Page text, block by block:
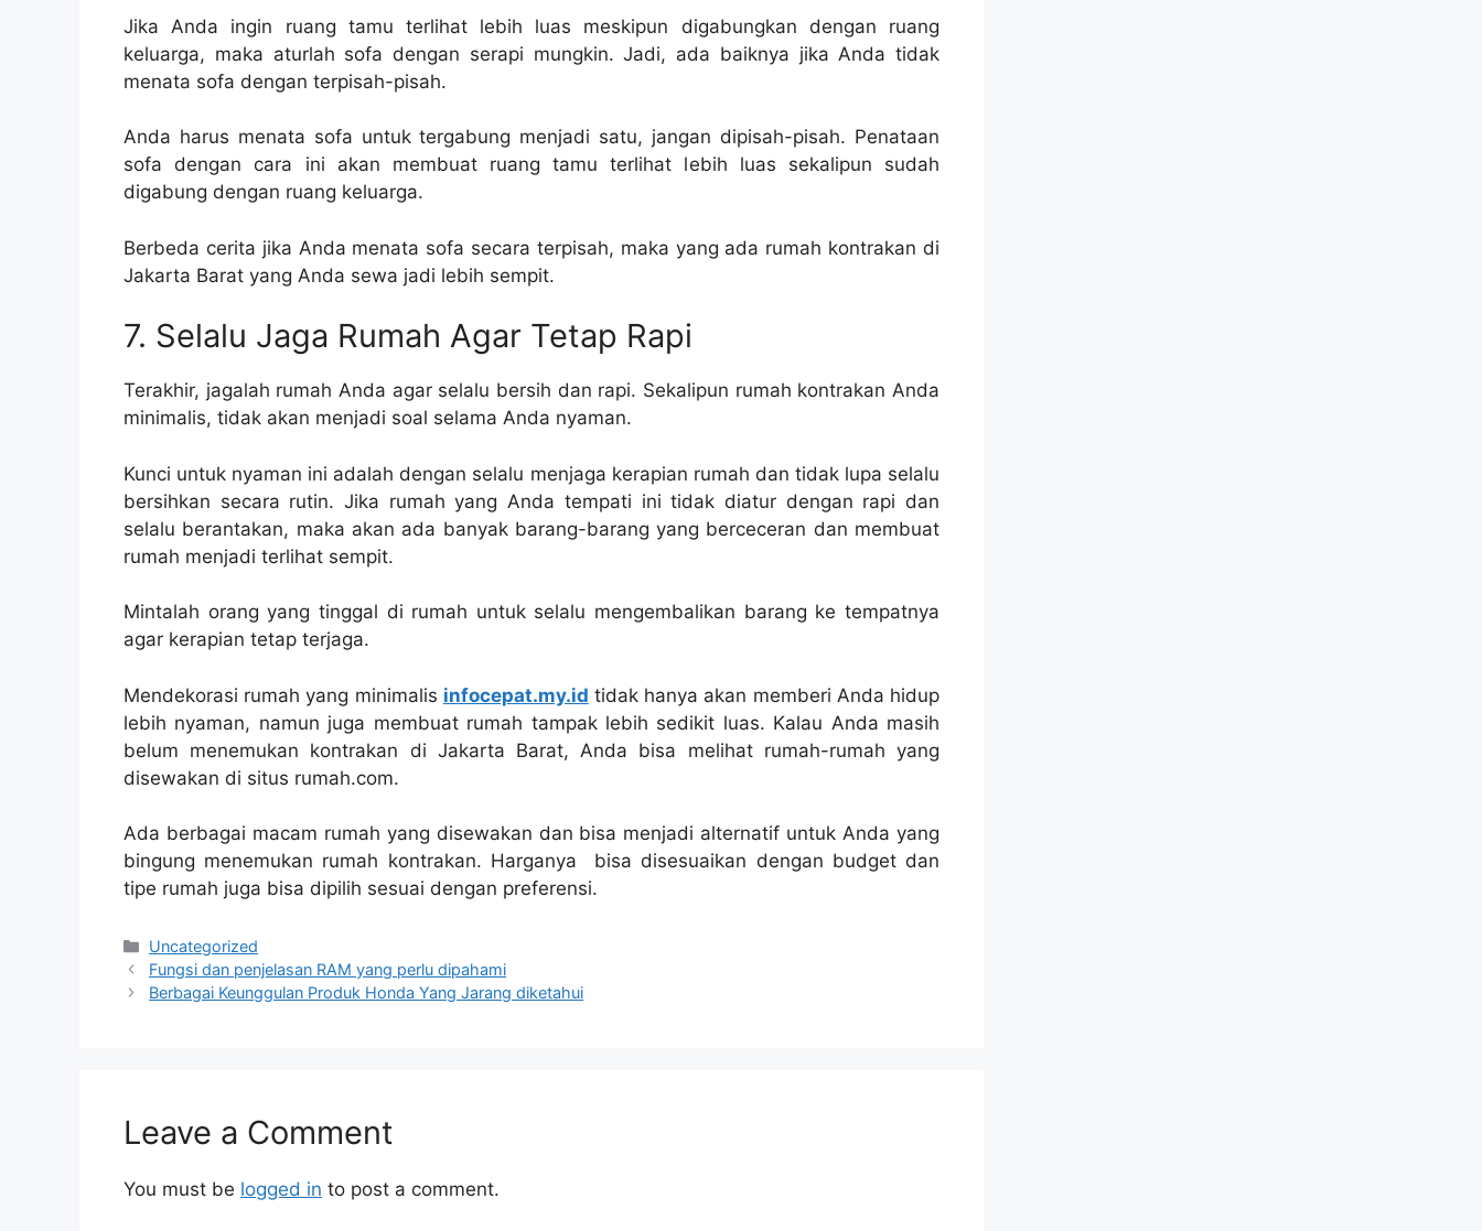
Jika Anda ingin ruang tamu terlihat lebih luas meskipun digabungkan dengan ruang
keluarga, maka aturlah sofa dengan serapi mungkin. Jadi, ada baiknya jika Anda tidak
menata sofa dengan terpisah-pisah.
Anda harus menata sofa untuk tergabung menjadi satu, jangan dipisah-pisah. Penataan
sofa dengan cara ini akan membuat ruang tamu terlihat lebih luas sekalipun sudah
digabung dengan ruang keluarga.
Berbeda cerita jika Anda menata sofa secara terpisah, maka yang ada rumah kontrakan di
Jakarta Barat yang Anda sewa jadi lebih sempit.
7. Selalu Jaga Rumah Agar Tetap Rapi
Terakhir, jagalah rumah Anda agar selalu bersih dan rapi. Sekalipun rumah kontrakan Anda
minimalis, tidak akan menjadi soal selama Anda nyaman.
Kunci untuk nyaman ini adalah dengan selalu menjaga kerapian rumah dan tidak lupa selalu
bersihkan secara rutin. Jika rumah yang Anda tempati ini tidak diatur dengan rapi dan
selalu berantakan, maka akan ada banyak barang-barang yang berceceran dan membuat
rumah menjadi terlihat sempit.
Mintalah orang yang tinggal di rumah untuk selalu mengembalikan barang ke tempatnya
agar kerapian tetap terjaga.
Mendekorasi rumah yang minimalis infocepat.my.id tidak hanya akan memberi Anda hidup
lebih nyaman, namun juga membuat rumah tampak lebih sedikit luas. Kalau Anda masih
belum menemukan kontrakan di Jakarta Barat, Anda bisa melihat rumah-rumah yang
disewakan di situs rumah.com.
Ada berbagai macam rumah yang disewakan dan bisa menjadi alternatif untuk Anda yang
bingung menemukan rumah kontrakan. Harganya bisa disesuaikan dengan budget dan
tipe rumah juga bisa dipilih sesuai dengan preferensi.
Categories
Uncategorized
Fungsi dan penjelasan RAM yang perlu dipahami
Berbagai Keunggulan Produk Honda Yang Jarang diketahui
Leave a Comment
You must be logged in to post a comment.